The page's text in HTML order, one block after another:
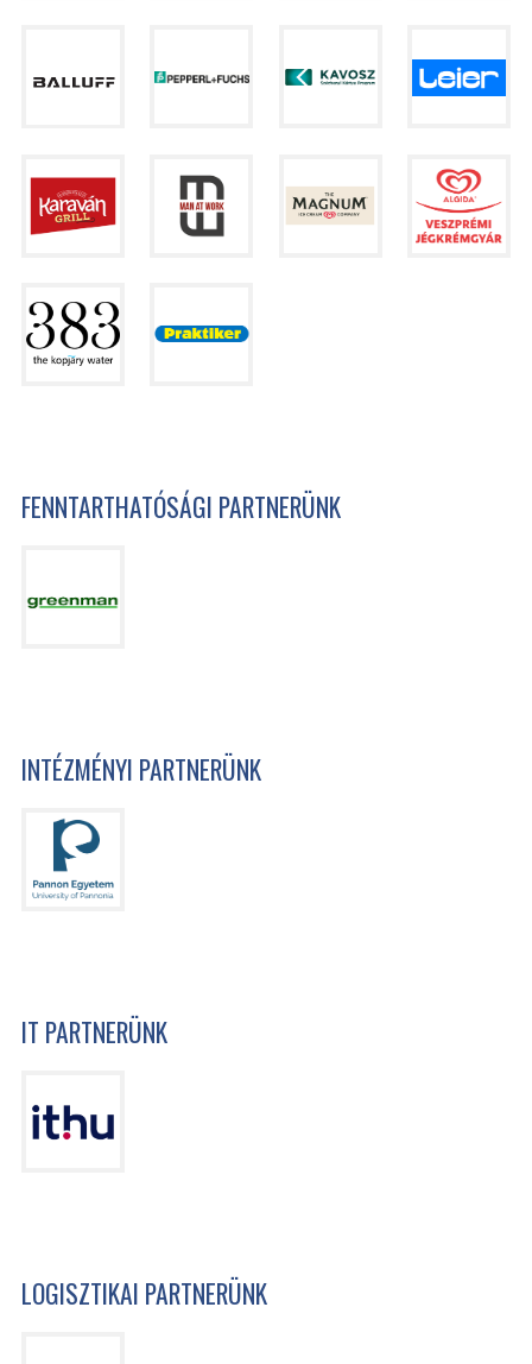
FENNTARTHATÓSÁGI PARTNERÜNK
INTÉZMÉNYI PARTNERÜNK
IT PARTNERÜNK
LOGISZTIKAI PARTNERÜNK